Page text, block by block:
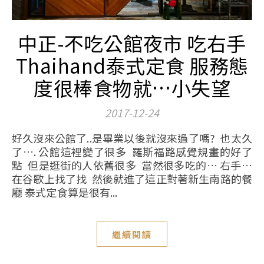
中正-不吃公館夜市 吃右手
Thaihand泰式定食 服務態
度很棒食物就…小失望
2017-12-24
好久沒來公館了..是畢業以後就沒來過了嗎? 也太久
了…. 公館這裡變了很多 羅斯福路感覺規畫的好了
點 但是逛街的人依舊很多 當然很多吃的… 右手…
在谷歌上找了找 然後就進了這正對著新生南路的餐
廳 泰式定食算是很有...
繼續閱讀